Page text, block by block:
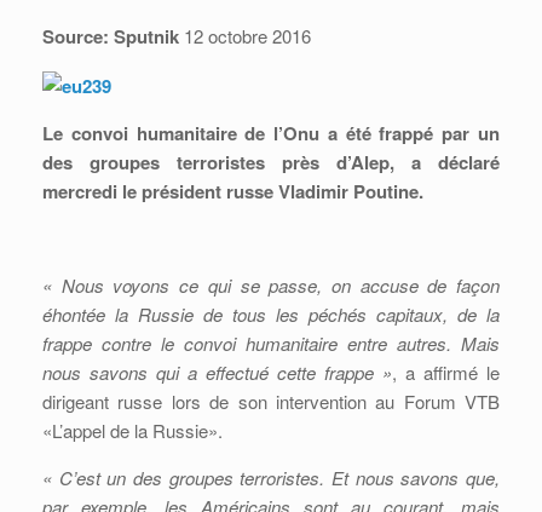
Source: Sputnik 12 octobre 2016
Le convoi humanitaire de l’Onu a été frappé par un
des groupes terroristes près d’Alep, a déclaré
mercredi le président russe Vladimir Poutine.
« Nous voyons ce qui se passe, on accuse de façon
éhontée la Russie de tous les péchés capitaux, de la
frappe contre le convoi humanitaire entre autres. Mais
nous savons qui a effectué cette frappe », a affirmé le
dirigeant russe lors de son intervention au Forum VTB
«L’appel de la Russie».
« C’est un des groupes terroristes. Et nous savons que,
par exemple, les Américains sont au courant, mais